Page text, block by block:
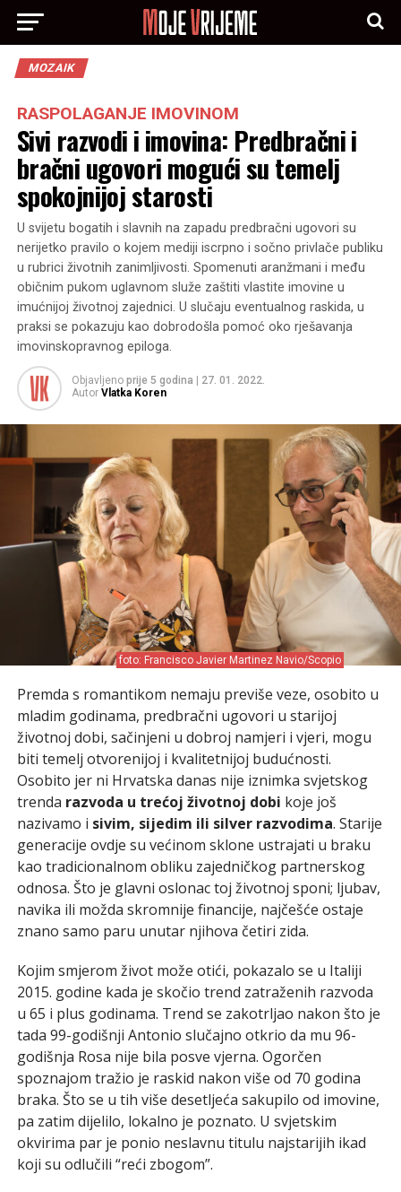
MOZAIK
RASPOLAGANJE IMOVINOM
Sivi razvodi i imovina: Predbračni i
bračni ugovori mogući su temelj
spokojnijoj starosti
U svijetu bogatih i slavnih na zapadu predbračni ugovori su
nerijetko pravilo o kojem mediji iscrpno i sočno privlače publiku
u rubrici životnih zanimljivosti. Spomenuti aranžmani i među
običnim pukom uglavnom služe zaštiti vlastite imovine u
imućnijoj životnoj zajednici. U slučaju eventualnog raskida, u
praksi se pokazuju kao dobrodošla pomoć oko rješavanja
imovinskopravnog epiloga.
Objavljeno prije 5 godina
27. 01. 2022.
Autor Vlatka Koren
foto: Francisco Javier Martinez Navio/Scopio
Premda s romantikom nemaju previše veze, osobito u
mladim godinama, predbračni ugovori u starijoj
životnoj dobi, sačinjeni u dobroj namjeri i vjeri, mogu
biti temelj otvorenijoj i kvalitetnijoj budućnosti.
Osobito jer ni Hrvatska danas nije iznimka svjetskog
trenda razvoda u trećoj životnoj dobi koje još
nazivamo i sivim, sijedim ili silver razvodima. Starije
generacije ovdje su većinom sklone ustrajati u braku
kao tradicionalnom obliku zajedničkog partnerskog
odnosa. Što je glavni oslonac toj životnoj sponi; ljubav,
navika ili možda skromnije financije, najčešće ostaje
znano samo paru unutar njihova četiri zida.
Kojim smjerom život može otići, pokazalo se u Italiji
2015. godine kada je skočio trend zatraženih razvoda
u 65 i plus godinama. Trend se zakotrljao nakon što je
tada 99-godišnji Antonio slučajno otkrio da mu 96-
godišnja Rosa nije bila posve vjerna. Ogorčen
spoznajom tražio je raskid nakon više od 70 godina
braka. Što se u tih više desetljeća sakupilo od imovine,
pa zatim dijelilo, lokalno je poznato. U svjetskim
okvirima par je ponio neslavnu titulu najstarijih ikad
koji su odlučili “reći zbogom”.